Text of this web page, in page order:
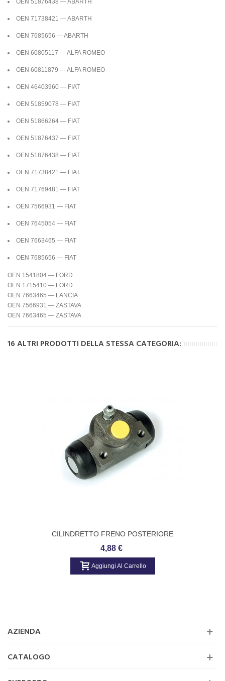
OEN 71738421 — ABARTH
OEN 7685656 — ABARTH
OEN 60805117 — ALFA ROMEO
OEN 60811879 — ALFA ROMEO
OEN 46403960 — FIAT
OEN 51859078 — FIAT
OEN 51866264 — FIAT
OEN 51876437 — FIAT
OEN 51876438 — FIAT
OEN 71738421 — FIAT
OEN 71769481 — FIAT
OEN 7566931 — FIAT
OEN 7645054 — FIAT
OEN 7663465 — FIAT
OEN 7685656 — FIAT
OEN 1541804 — FORD
OEN 1715410 — FORD
OEN 7663465 — LANCIA
OEN 7566931 — ZASTAVA
OEN 7663465 — ZASTAVA
16 ALTRI PRODOTTI DELLA STESSA CATEGORIA:
CILINDRETTO FRENO POSTERIORE
METELLI FIAT, LANCIA Codice METELLI:
4,88 €
Aggiungi Al Carrello
AZIENDA
CATALOGO